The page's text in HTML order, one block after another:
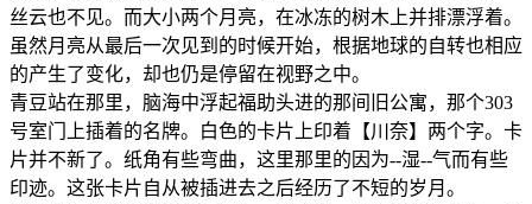
丝云也不见。而大小两个月亮，在冰冻的树木上并排漂浮着。
虽然月亮从最后一次见到的时候开始，根据地球的自转也相应
的产生了变化，却也仍是停留在视野之中。
青豆站在那里，脑海中浮起福助头进的那间旧公寓，那个303
号室门上插着的名牌。白色的卡片上印着【川奈】两个字。卡
片并不新了。纸角有些弯曲，这里那里的因为--湿--气而有些
印迹。这张卡片自从被插进去之后经历了不短的岁月。